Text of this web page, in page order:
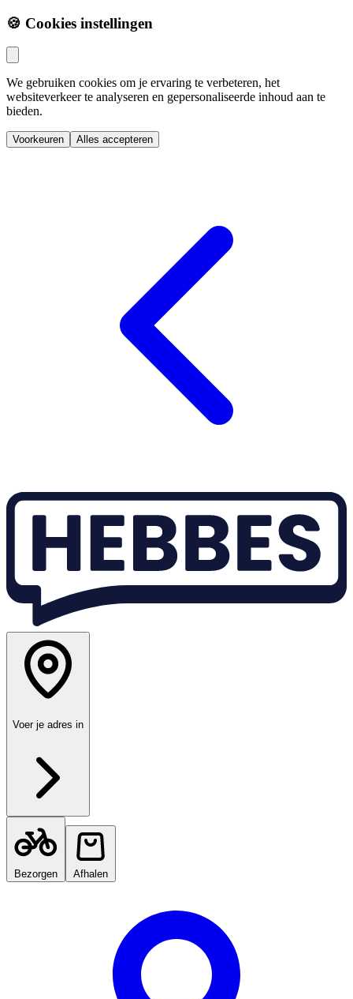
🍪 Cookies instellingen
We gebruiken cookies om je ervaring te verbeteren, het
websiteverkeer te analyseren en gepersonaliseerde inhoud aan te
bieden.
Voorkeuren Alles accepteren
Voer je adres in
Bezorgen Afhalen